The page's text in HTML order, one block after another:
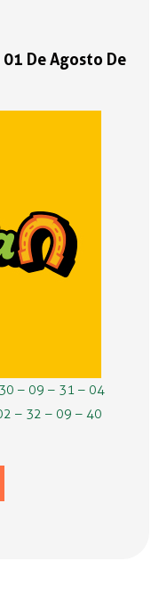
De Agosto De
– 09 – 31 – 04
– 32 – 09 – 40